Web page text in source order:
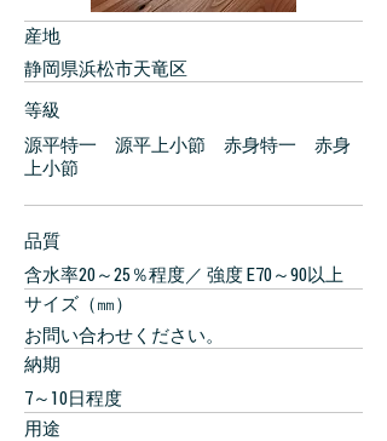
産地
品質
サイズ（㎜）
納期
用途
静岡県浜松市天竜区
含水率20～25％程度／ 強度 E70～90以上
お問い合わせください。
7～10日程度
等級
源平特一 源平上小節 赤身特一 赤身
上小節